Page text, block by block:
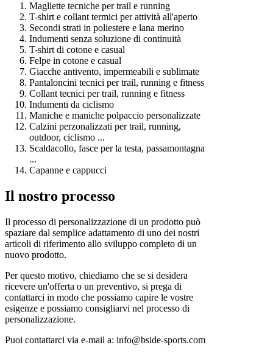
Magliette tecniche per trail e running
T-shirt e collant termici per attività all'aperto
Secondi strati in poliestere e lana merino
Indumenti senza soluzione di continuità
T-shirt di cotone e casual
Felpe in cotone e casual
Giacche antivento, impermeabili e sublimate
Pantaloncini tecnici per trail, running e fitness
Collant tecnici per trail, running e fitness
Indumenti da ciclismo
Maniche e maniche polpaccio personalizzate
Calzini perzonalizzati per trail, running,
outdoor, ciclismo ...
Scaldacollo, fasce per la testa, passamontagna
...
Capanne e cappucci
Il nostro processo
Il processo di personalizzazione di un prodotto può
spaziare dal semplice adattamento di uno dei nostri
articoli di riferimento allo sviluppo completo di un
nuovo prodotto.
Per questo motivo, chiediamo che se si desidera
ricevere un'offerta o un preventivo, si prega di
contattarci in modo che possiamo capire le vostre
esigenze e possiamo consigliarvi nel processo di
personalizzazione.
Puoi contattarci via e-mail a: info@bside-sports.com